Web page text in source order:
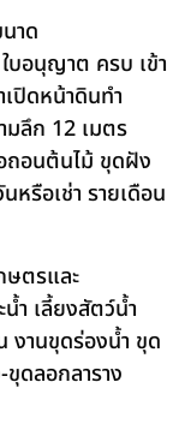
าด
บอนุญาต ครบ เข้า
ปิดหน้าดินทำ
มลึก 12 เมตร
ถอนต้นไม้ ขุดฝัง
หรือเช่า รายเดือน
ษตรและ
ำ เลี้ยงสัตว์น้ำ
งานขุดร่องน้ำ ขุด
ดลอกลาราง